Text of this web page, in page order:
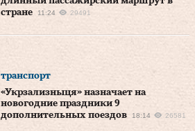
стране
11:24 29491
транспорт
«Укрзализныця» назначает на
новогодние праздники 9
дополнительных поездов
18:14 26581